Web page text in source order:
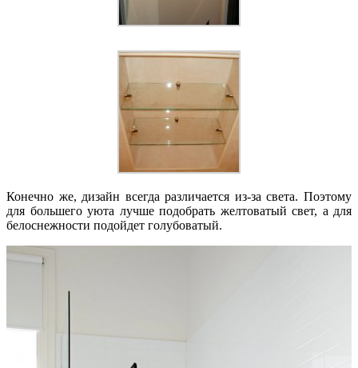
Конечно же, дизайн всегда различается из-за света. Поэтому
для большего уюта лучше подобрать желтоватый свет, а для
белоснежности подойдет голубоватый.